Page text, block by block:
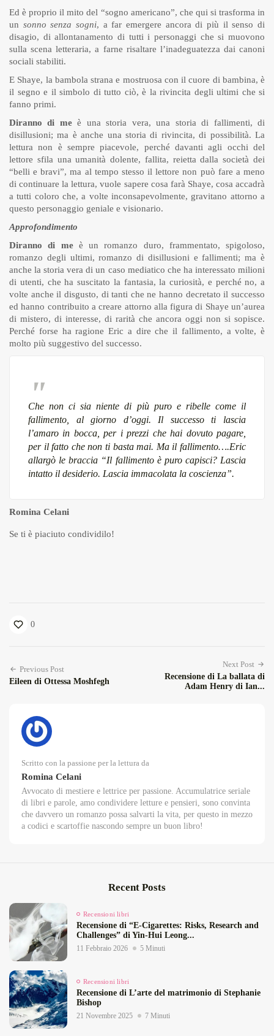
Ed è proprio il mito del “sogno americano”, che qui si trasforma in
un sonno senza sogni, a far emergere ancora di più il senso di
disagio, di allontanamento di tutti i personaggi che si muovono
sulla scena letteraria, a farne risaltare l’inadeguatezza dai canoni
sociali stabiliti.
E Shaye, la bambola strana e mostruosa con il cuore di bambina, è
il segno e il simbolo di tutto ciò, è la rivincita degli ultimi che si
fanno primi.
Diranno di meè una storia vera, una storia di fallimenti, di
disillusioni; ma è anche una storia di rivincita, di possibilità. La
lettura non è sempre piacevole, perché davanti agli occhi del
lettore sfila una umanità dolente, fallita, reietta dalla società dei
“belli e bravi”, ma al tempo stesso il lettore non può fare a meno
di continuare la lettura, vuole sapere cosa farà Shaye, cosa accadrà
a tutti coloro che, a volte inconsapevolmente, gravitano attorno a
questo personaggio geniale e visionario.
Approfondimento
Diranno di me è un romanzo duro, frammentato, spigoloso,
romanzo degli ultimi, romanzo di disillusioni e fallimenti; ma è
anche la storia vera di un caso mediatico che ha interessato milioni
di utenti, che ha suscitato la fantasia, la curiosità, e perché no, a
volte anche il disgusto, di tanti che ne hanno decretato il successo
ed hanno contribuito a creare attorno alla figura di Shaye un’aurea
di mistero, di interesse, di rarità che ancora oggi non si sopisce.
Perché forse ha ragione Eric a dire che il fallimento, a volte, è
molto più suggestivo del successo.
Che non ci sia niente di più puro e ribelle come il
fallimento, al giorno d’oggi. Il successo ti lascia
l’amaro in bocca, per i prezzi che hai dovuto pagare,
per il fatto che non ti basta mai. Ma il fallimento….Eric
allargò le braccia “Il fallimento è puro capisci? Lascia
intatto il desiderio. Lascia immacolata la coscienza”.
Romina Celani
Se ti è piaciuto condividilo!
0
Previous Post
Eileen di Ottessa Moshfegh
Next Post
Recensione di La ballata di
Adam Henry di Ian...
Scritto con la passione per la lettura da
Romina Celani
Avvocato di mestiere e lettrice per passione. Accumulatrice seriale
di libri e parole, amo condividere letture e pensieri, sono convinta
che davvero un romanzo possa salvarti la vita, per questo in mezzo
a codici e scartoffie nascondo sempre un buon libro!
Recent Posts
Recensioni libri
Recensione di “E‑Cigarettes: Risks, Research and
Challenges” di Yin‑Hui Leong...
11 Febbraio 2026 5 Minuti
Recensioni libri
Recensione di L’arte del matrimonio di Stephanie
Bishop
21 Novembre 2025 7 Minuti